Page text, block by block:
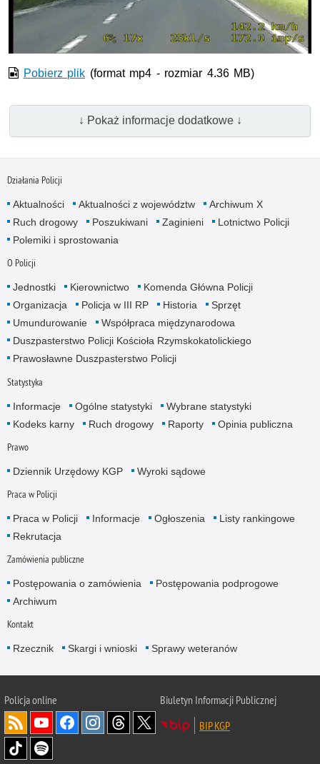
Pobierz plik (format mp4 - rozmiar 4.36 MB)
↓ Pokaż informacje dodatkowe ↓
Działania Policji
Aktualności Aktualności z województw
Archiwum X
Ruch drogowy
Poszukiwani Zaginieni
Lotnictwo Policji
Polemiki i sprostowania
O Policji
Jednostki Kierownictwo
Komenda Główna Policji
Organizacja
Policja w III RP Historia
Sprzęt
Umundurowanie
Współpraca międzynarodowa
Duszpasterstwo Policji Kościoła Rzymskokatolickiego
Prawosławne Duszpasterstwo Policji
Statystyka
Informacje Ogólne statystyki
Wybrane statystyki
Kodeks karny
Ruch drogowy Raporty Opinia publiczna
Prawo
Dziennik Urzędowy KGP Wyroki sądowe
Praca w Policji
Praca w Policji Informacje Ogłoszenia
Listy rankingowe
Rekrutacja
Zamówienia publiczne
Postępowania o zamówienia
Postępowania podprogowe
Archiwum
Kontakt
Rzecznik Skargi i wnioski Sprawy weteranów
Policjaonline
Biuletyn Informacji Publicznej
BIP KGP